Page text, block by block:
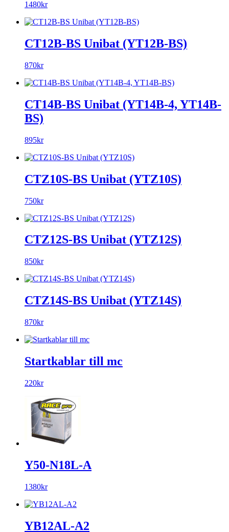
1480kr
CT12B-BS Unibat (YT12B-BS)
870kr
CT14B-BS Unibat (YT14B-4, YT14B-
BS)
895kr
CTZ10S-BS Unibat (YTZ10S)
750kr
CTZ12S-BS Unibat (YTZ12S)
850kr
CTZ14S-BS Unibat (YTZ14S)
870kr
Startkablar till mc
220kr
Y50-N18L-A
1380kr
YB12AL-A2